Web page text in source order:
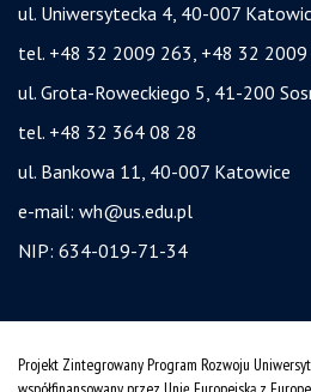
ul. Uniwersytecka 4, 40-007
tel. +48 32 2009 263, +48 32
ul. Grota-Roweckiego 5, 41-200
tel. +48 32 364 08 28
ul. Bankowa 11, 40-007 Katowice
e-mail: wh@us.edu.pl
NIP: 634-019-71-34
Projekt Zintegrowany Program Rozwoju